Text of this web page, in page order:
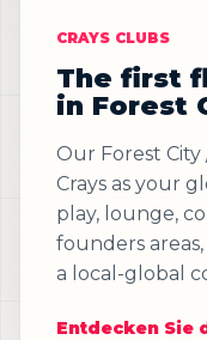
CRAYS CLUBS
The first
in Forest
Our Forest
Crays as your
play, lounge,
founders
a local-global
Entdecken Sie